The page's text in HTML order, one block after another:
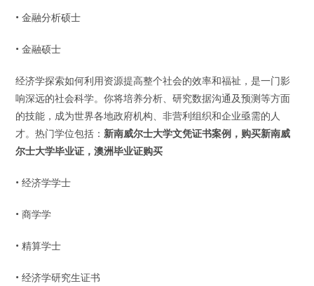
• 金融分析硕士
• 金融硕士
经济学探索如何利用资源提高整个社会的效率和福祉，是一门影
响深远的社会科学。你将培养分析、研究数据沟通及预测等方面
的技能，成为世界各地政府机构、非营利组织和企业亟需的人
才。热门学位包括：新南威尔士大学文凭证书案例，购买新南威
尔士大学毕业证，澳洲毕业证购买
• 经济学学士
• 商学学
• 精算学士
• 经济学研究生证书